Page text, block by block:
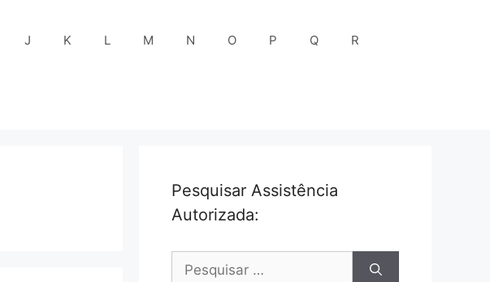
J K L M N O P Q R
Pesquisar Assistência
Autorizada:
Pesquisar